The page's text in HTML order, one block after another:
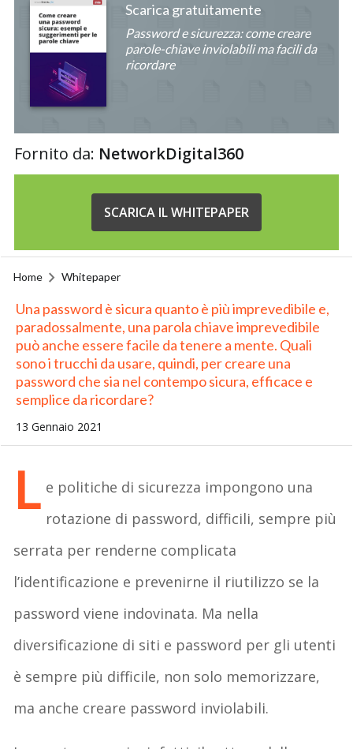
Scarica gratuitamente
Password e sicurezza: come creare
parole-chiave inviolabili ma facili da
ricordare
Fornito da: NetworkDigital360
SCARICA IL WHITEPAPER
Home Whitepaper
Una password è sicura quanto è più imprevedibile e,
paradossalmente, una parola chiave imprevedibile
può anche essere facile da tenere a mente. Quali
sono i trucchi da usare, quindi, per creare una
password che sia nel contempo sicura, efficace e
semplice da ricordare?
13 Gennaio 2021
L e politiche di sicurezza impongono una
rotazione di password, difficili, sempre più
serrata per renderne complicata
l’identificazione e prevenirne il riutilizzo se la
password viene indovinata. Ma nella
diversificazione di siti e password per gli utenti
è sempre più difficile, non solo memorizzare,
ma anche creare password inviolabili.